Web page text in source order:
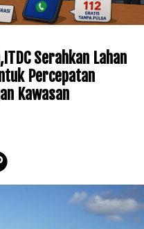
Serahkan Lahan
Percepatan
Kawasan